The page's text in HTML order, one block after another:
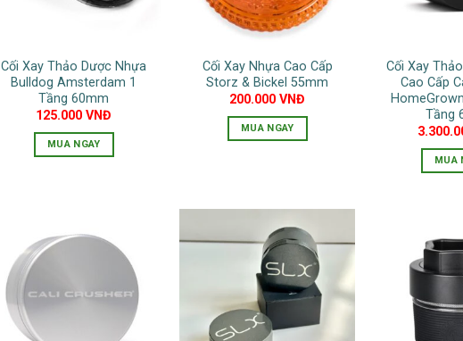
tùy
chọn
thể
được
trên
Cối Xay Thảo Dược Nhựa
Bulldog Amsterdam 1
Tầng 60mm
125.000VNĐ
MUA NGAY
Cối Xay Nhựa Cao Cấp
Storz & Bickel 55mm
200.000VNĐ
MUA NGAY
Cối Xay
Cao Cấp
Tầng
MUA